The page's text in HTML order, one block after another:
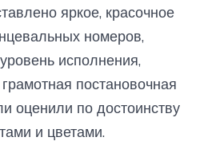
яркое, красочное
номеров,
исполнения,
постановочная
оценили по достоинству
и цветами.